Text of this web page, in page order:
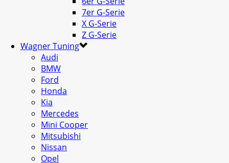
7er G-Serie
X G-Serie
Z G-Serie
Wagner Tuning
Audi
BMW
Ford
Honda
Kia
Mercedes
Mini Cooper
Mitsubishi
Nissan
Opel